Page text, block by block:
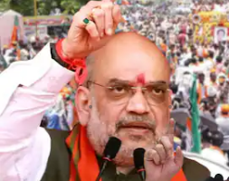
కర్ణాటక ఎన్నికలు
దూకుడు పెంచిన
హడావుడి
వ్రాసిన వారు Stalin Apr 22, 2023 11:26 am
ఈ వార్తాకథనం ఏంటి